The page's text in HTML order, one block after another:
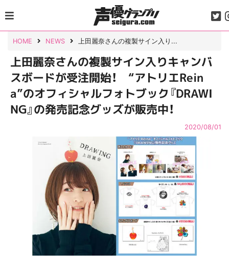
to
content
HOME NEWS 上田麗奈さんの複製サイン入り...
上田麗奈さんの複製サイン入りキャンバ
スボードが受注開始！ “アトリエRein
a”のオフィシャルフォトブック『DRAWI
NG』の発売記念グッズが販売中！
2020/08/01